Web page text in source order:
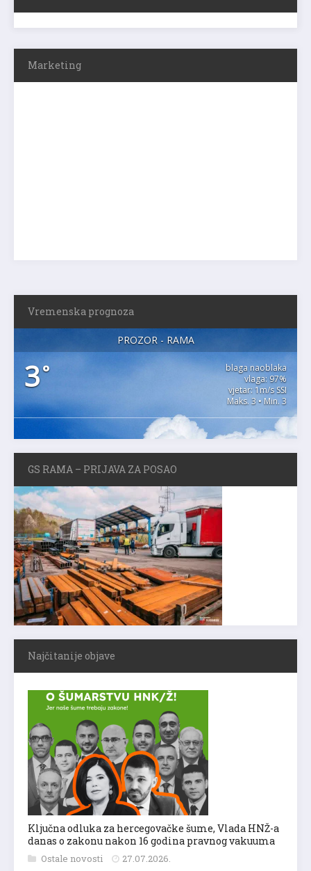
Marketing
Vremenska prognoza
PROZOR - RAMA
3°
blaga naoblaka
vlaga: 97%
vjetar: 1m/s SSI
Maks. 3 • Min. 3
GS RAMA – PRIJAVA ZA POSAO
Najčitanije objave
Ključna odluka za hercegovačke šume, Vlada HNŽ-a
danas o zakonu nakon 16 godina pravnog vakuuma
Ostale novosti 27.07.2026.